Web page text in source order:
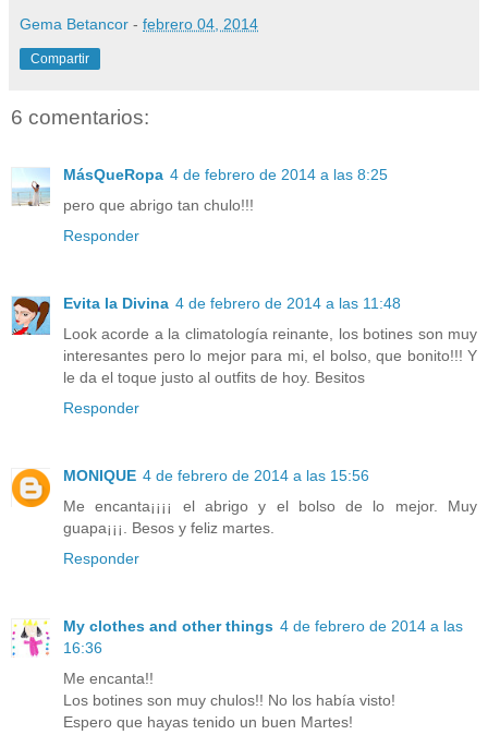
Gema Betancor - febrero 04, 2014
Compartir
6 comentarios:
MásQueRopa 4 de febrero de 2014 a las 8:25
pero que abrigo tan chulo!!!
Responder
Evita la Divina 4 de febrero de 2014 a las 11:48
Look acorde a la climatología reinante, los botines son muy
interesantes pero lo mejor para mi, el bolso, que bonito!!! Y
le da el toque justo al outfits de hoy. Besitos
Responder
MONIQUE 4 de febrero de 2014 a las 15:56
Me encanta¡¡¡¡ el abrigo y el bolso de lo mejor. Muy
guapa¡¡¡. Besos y feliz martes.
Responder
My clothes and other things 4 de febrero de 2014 a las
16:36
Me encanta!!
Los botines son muy chulos!! No los había visto!
Espero que hayas tenido un buen Martes!